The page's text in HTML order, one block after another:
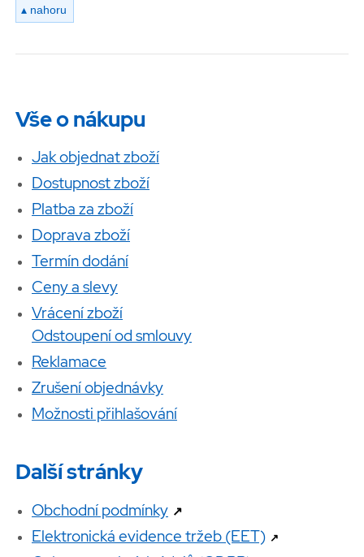
▴ nahoru
Vše o nákupu
Jak objednat zboží
Dostupnost zboží
Platba za zboží
Doprava zboží
Termín dodání
Ceny a slevy
Vrácení zboží
Odstoupení od smlouvy
Reklamace
Zrušení objednávky
Možnosti přihlašování
Další stránky
Obchodní podmínky ↗
Elektronická evidence tržeb (EET) ↗